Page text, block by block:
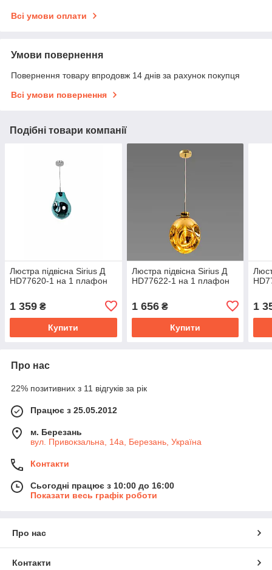
Всі умови оплати
Умови повернення
Повернення товару впродовж 14 днів за рахунок покупця
Всі умови повернення
Подібні товари компанії
Люстра підвісна Sirius Д
HD77620-1 на 1 плафон
1 359 ₴
Купити
Люстра підвісна Sirius Д
HD77622-1 на 1 плафон
1 656₴
Купити
1
Про нас
22% позитивних з 11 відгуків за рік
Працює з 25.05.2012
м. Березань
вул. Привокзальна, 14а, Березань, Україна
Контакти
Сьогодні працює з 10:00 до 16:00
Показати весь графік роботи
Про нас
Контакти